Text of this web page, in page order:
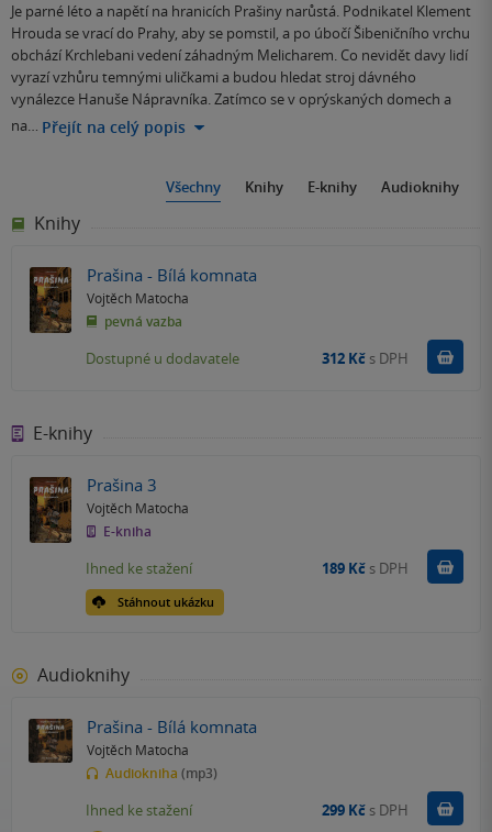
Je parné léto a napětí na hranicích Prašiny narůstá. Podnikatel Klement
Hrouda se vrací do Prahy, aby se pomstil, a po úbočí Šibeničního vrchu
obchází Krchlebani vedení záhadným Melicharem. Co nevidět davy lidí
vyrazí vzhůru temnými uličkami a budou hledat stroj dávného
vynálezce Hanuše Nápravníka. Zatímco se v oprýskaných domech a
na… Přejít na celý popis
Všechny Knihy E-knihy Audioknihy
Knihy
Prašina - Bílá komnata
Vojtěch Matocha
pevná vazba
Dostupné u dodavatele 312 Kč s DPH
E-knihy
Prašina 3
Vojtěch Matocha
E-kniha
Stáhnout ukázku
Ihned ke stažení 189 Kč s DPH Koupit
Audioknihy
Prašina - Bílá komnata
Vojtěch Matocha
Audiokniha (mp3)
Ihned ke stažení 299 Kč s DPH Koupit